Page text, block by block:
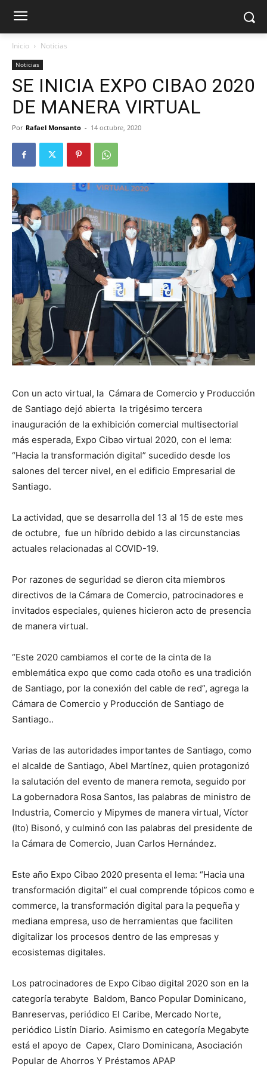
Inicio Noticias
Noticias
SE INICIA EXPO CIBAO 2020
DE MANERA VIRTUAL
Por Rafael Monsanto - 14 octubre, 2020
Con un acto virtual, la Cámara de Comercio y Producción
de Santiago dejó abierta la trigésimo tercera
inauguración de la exhibición comercial multisectorial
más esperada, Expo Cibao virtual 2020, con el lema:
“Hacia la transformación digital” sucedido desde los
salones del tercer nivel, en el edificio Empresarial de
Santiago.
La actividad, que se desarrolla del 13 al 15 de este mes
de octubre, fue un híbrido debido a las circunstancias
actuales relacionadas al COVID-19.
Por razones de seguridad se dieron cita miembros
directivos de la Cámara de Comercio, patrocinadores e
invitados especiales, quienes hicieron acto de presencia
de manera virtual.
“Este 2020 cambiamos el corte de la cinta de la
emblemática expo que como cada otoño es una tradición
de Santiago, por la conexión del cable de red”, agrega la
Cámara de Comercio y Producción de Santiago de
Santiago..
Varias de las autoridades importantes de Santiago, como
el alcalde de Santiago, Abel Martínez, quien protagonizó
la salutación del evento de manera remota, seguido por
La gobernadora Rosa Santos, las palabras de ministro de
Industria, Comercio y Mipymes de manera virtual, Víctor
(Ito) Bisonó, y culminó con las palabras del presidente de
la Cámara de Comercio, Juan Carlos Hernández.
Este año Expo Cibao 2020 presenta el lema: “Hacia una
transformación digital” el cual comprende tópicos como e
commerce, la transformación digital para la pequeña y
mediana empresa, uso de herramientas que faciliten
digitalizar los procesos dentro de las empresas y
ecosistemas digitales.
Los patrocinadores de Expo Cibao digital 2020 son en la
categoría terabyte Baldom, Banco Popular Dominicano,
Banreservas, periódico El Caribe, Mercado Norte,
periódico Listín Diario. Asimismo en categoría Megabyte
está el apoyo de Capex, Claro Dominicana, Asociación
Popular de Ahorros Y Préstamos APAP